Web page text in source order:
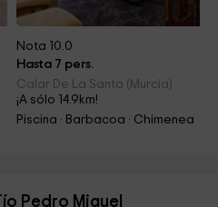
Nota 10.0
Hasta 7 pers.
Calar De La Santa (Murcia)
¡A sólo 14.9km!
Piscina · Barbacoa · Chimenea
Pedro Miguel